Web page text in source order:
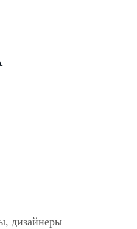
дизайнеры